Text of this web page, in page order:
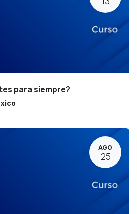
para siempre?
AGO
25